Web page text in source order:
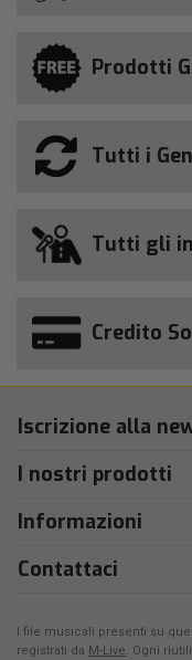
Prodotti
Tutti i
Tutti gli
Credito
Iscrizione alla
I nostri prodotti
Informazioni
Contattaci
I file musicali presenti su
registrati da M-Live. Ogni